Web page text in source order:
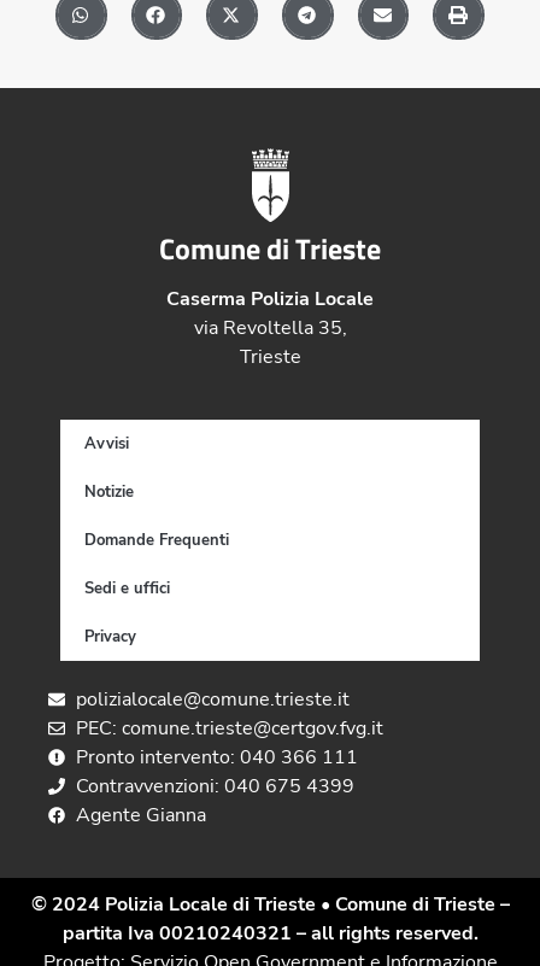
Comune di Trieste
Caserma Polizia Locale
via Revoltella 35,
Trieste
Avvisi
Notizie
Domande Frequenti
Sedi e uffici
Privacy
polizialocale@comune.trieste.it
PEC: comune.trieste@certgov.fvg.it
Pronto intervento: 040 366 111
Contravvenzioni: 040 675 4399
Agente Gianna
© 2024 Polizia Locale di Trieste • Comune di Trieste –
partita Iva 00210240321 – all rights reserved.